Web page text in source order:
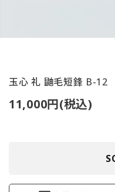
特定商取引法について
玉心 礼 鼬毛短鋒 B-12
11,000円(税込)